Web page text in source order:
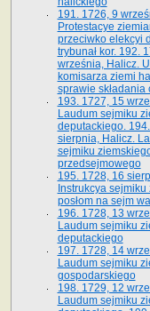
191. 1726, 9
Protestacye
przeciwko elekcyi
trybunał kor. 192.
września, Halicz.
komisarza ziemi
sprawie składania
193. 1727, 15
Laudum sejmiku
deputackiego.
sierpnia, Halicz.
sejmiku
przedsejmowego
195. 1728, 16
Instrukcya
posłom na sejm
196. 1728, 13
Laudum sejmiku
deputackiego
197. 1728, 14
Laudum sejmiku
gospodarskiego
198. 1729, 12
Laudum sejmiku